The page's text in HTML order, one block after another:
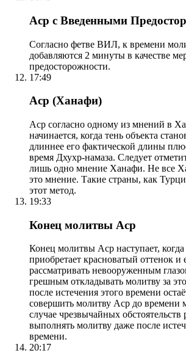
Аср с Введенными
Согласно фетве ВИЛ, к времени
добавляются 2 минуты в качестве
предосторожности.
17:49
Аср (Ханафи)
Аср согласно одному из мнений в
начинается, когда тень объекта
длиннее его фактической длины
время Дхухр-намаза. Следует
лишь одно мнение Ханафи. Не все
это мнение. Такие страны, как
этот метод.
19:33
Конец молитвы Аср
Конец молитвы Аср наступает, когда
приобретает красноватый оттенок и
рассматривать невооруженным
грешным откладывать молитву за
после истечения этого времени
совершить молитву Аср до
случае чрезвычайных обстоятельств
выполнять молитву даже после
времени.
20:17